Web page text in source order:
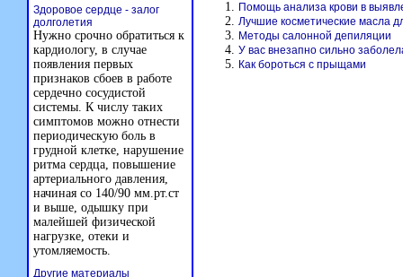
Помощь анализа крови в
Лучшие косметические масла
Методы салонной депиляции
У вас внезапно сильно
Как бороться с прыщами
Здоровое сердце - залог
долголетия
Нужно срочно обратиться к
кардиологу, в случае
появления первых
признаков сбоев в работе
сердечно сосудистой
системы. К числу таких
симптомов можно отнести
периодическую боль в
грудной клетке, нарушение
ритма сердца, повышение
артериального давления,
начиная со 140/90 мм.рт.ст
и выше, одышку при
малейшей физической
нагрузке, отеки и
утомляемость.
Другие материалы